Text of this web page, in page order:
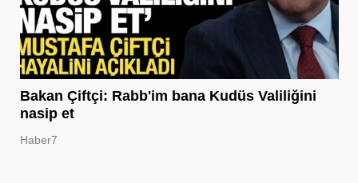
Bakan Çiftçi: Rabb'im bana Kudüs Valiliğini
nasip et
Haber7